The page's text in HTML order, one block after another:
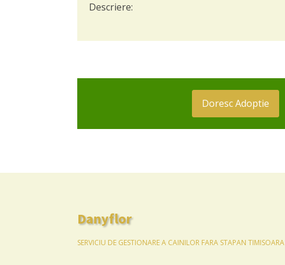
Descriere:
Doresc Adoptie
Danyflor
SERVICIU DE GESTIONARE A CAINILOR FARA STAPAN TIMISOARA